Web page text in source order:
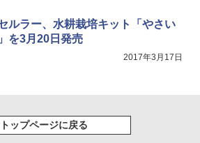
ルラー、水耕栽培キット「やさい
を3月20日発売
2017年3月17日
トップページに戻る